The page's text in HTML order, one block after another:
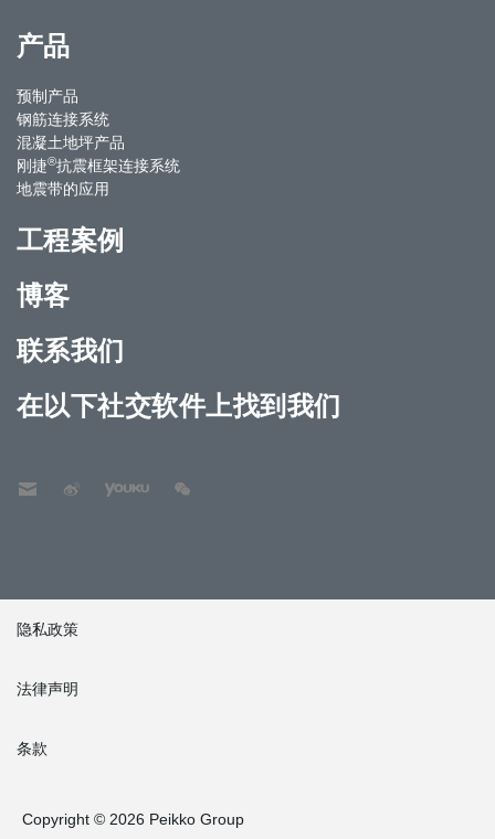
产品
预制产品
钢筋连接系统
混凝土地坪产品
刚捷®抗震框架连接系统
地震带的应用
工程案例
博客
联系我们
在以下社交软件上找到我们
隐私政策
法律声明
条款
Copyright © 2026 Peikko Group